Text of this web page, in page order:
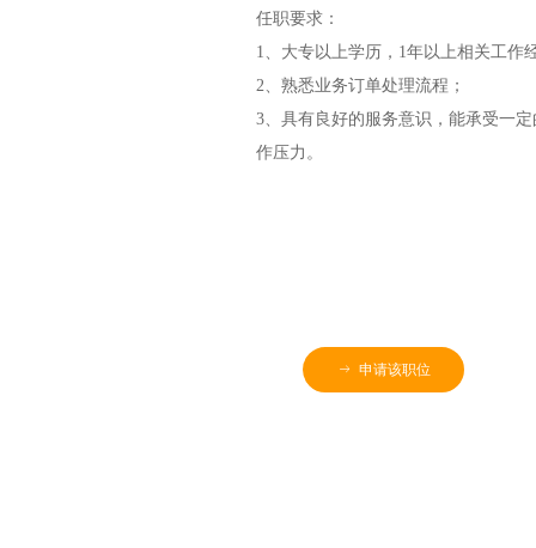
ꁹ 申请该职位
任职要求：
1、大专以上学历，1年以上相关工作
2、熟悉业务订单处理流程；
3、具有良好的服务意识，能承受一定
作压力。